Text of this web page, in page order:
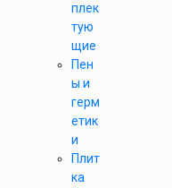
плек
тую
щие
Пен
ы и
герм
етик
и
Плит
ка